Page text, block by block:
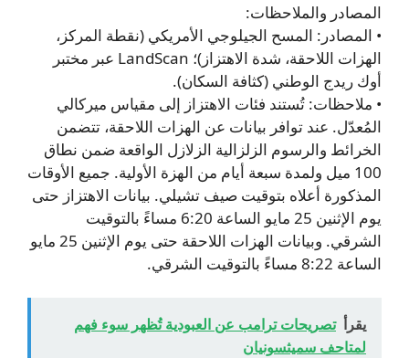
المصادر والملاحظات:
• المصادر: المسح الجيلوجي الأمريكي (نقطة المركز،
الهزات اللاحقة، شدة الاهتزاز)؛ LandScan عبر مختبر
أوك ريدج الوطني (كثافة السكان).
• ملاحظات: تُستند فئات الاهتزاز إلى مقياس ميركالي
المُعدّل. عند توافر بيانات عن الهزات اللاحقة، تتضمن
الخرائط والرسوم الزلزالية الزلازل الواقعة ضمن نطاق
100 ميل ولمدة سبعة أيام من الهزة الأولية. جميع الأوقات
المذكورة أعلاه بتوقيت صيف تشيلي. بيانات الاهتزاز حتى
يوم الإثنين 25 مايو الساعة 6:20 مساءً بالتوقيت
الشرقي. وبيانات الهزات اللاحقة حتى يوم الإثنين 25 مايو
الساعة 8:22 مساءً بالتوقيت الشرقي.
يقرأ تصريحات ترامب عن العبودية تُظهر سوء فهم
لمتاحف سميثسونيان